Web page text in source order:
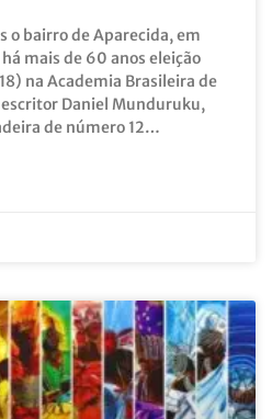
o bairro de Aparecida, em
mais de 60 anos eleição
na Academia Brasileira de
Daniel Munduruku,
de número 12…